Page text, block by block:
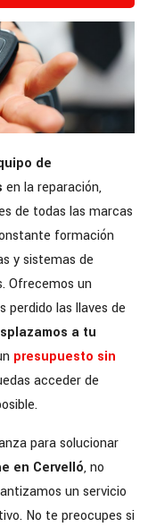
de
en la reparación,
de todas las marcas
formación
y sistemas de
Ofrecemos un
perdido las llaves de
a tu
presupuesto sin
acceder de
para solucionar
en Cervelló, no
un servicio
No te preocupes si